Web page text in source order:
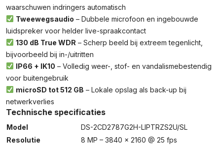
waarschuwen indringers automatisch
Tweewegsaudio – Dubbele microfoon en ingebouwde
luidspreker voor helder live-spraakcontact
130 dB True WDR – Scherp beeld bij extreem tegenlicht,
bijvoorbeeld bij in-/uitritten
IP66 + IK10 – Volledig weer-, stof- en vandalismebestendig
voor buitengebruik
microSD tot 512 GB – Lokale opslag als back-up bij
netwerkverlies
Technische specificaties
Model
DS-2CD2787G2H-LIPTRZS2U/SL
Resolutie
8 MP – 3840 × 2160 @ 25 fps